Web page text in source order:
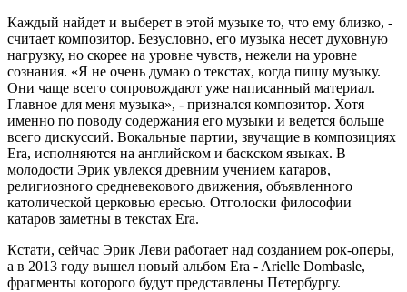
Каждый найдет и выберет в этой музыке то, что ему близко, -
считает композитор. Безусловно, его музыка несет духовную
нагрузку, но скорее на уровне чувств, нежели на уровне
сознания. «Я не очень думаю о текстах, когда пишу музыку.
Они чаще всего сопровождают уже написанный материал.
Главное для меня музыка», - признался композитор. Хотя
именно по поводу содержания его музыки и ведется больше
всего дискуссий. Вокальные партии, звучащие в композициях
Era, исполняются на английском и баскском языках. В
молодости Эрик увлекся древним учением катаров,
религиозного средневекового движения, объявленного
католической церковью ересью. Отголоски философии
катаров заметны в текстах Era.
Кстати, сейчас Эрик Леви работает над созданием рок-оперы,
а в 2013 году вышел новый альбом Era - Arielle Dombasle,
фрагменты которого будут представлены Петербургу.